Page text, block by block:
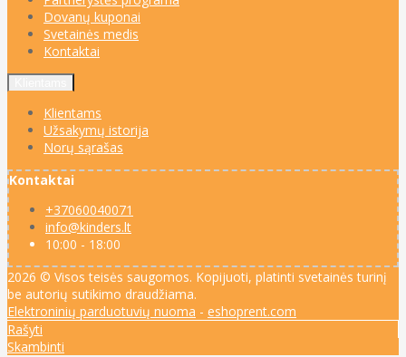
Dovanų kuponai
Svetainės medis
Kontaktai
Klientams
Užsakymų istorija
Norų sąrašas
Kontaktai
+37060040071
info@kinders.lt
10:00 - 18:00
2026 © Visos teisės saugomos. Kopijuoti, platinti svetainės turinį
be autorių sutikimo draudžiama.
Elektroninių parduotuvių nuoma - eshoprent.com
Rašyti
Skambinti